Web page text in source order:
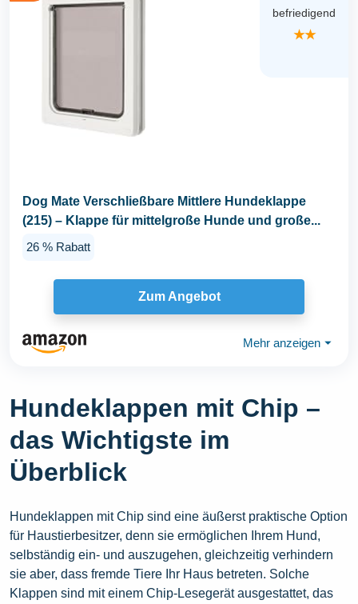
befriedigend
★★
Dog Mate Verschließbare Mittlere Hundeklappe
(215) – Klappe für mittelgroße Hunde und große...
26 % Rabatt
Zum Angebot
Mehr anzeigen ⏷
Hundeklappen mit Chip –
das Wichtigste im
Überblick
Hundeklappen mit Chip sind eine äußerst praktische Option
für Haustierbesitzer, denn sie ermöglichen Ihrem Hund,
selbständig ein- und auszugehen, gleichzeitig verhindern
sie aber, dass fremde Tiere Ihr Haus betreten. Solche
Klappen sind mit einem Chip-Lesegerät ausgestattet, das